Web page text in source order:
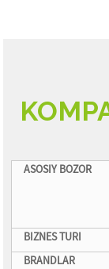
ASOSIY BOZOR
BIZNES TURI
BRANDLAR